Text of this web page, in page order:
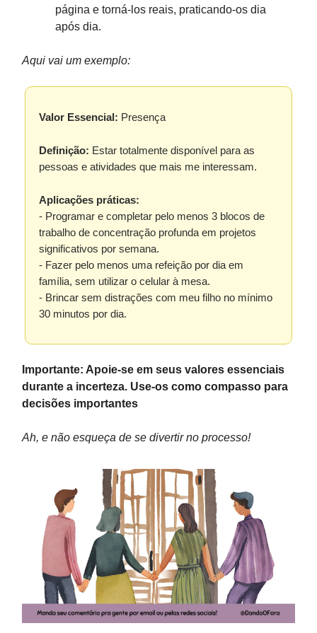
página e torná-los reais, praticando-os dia
após dia.
Aqui vai um exemplo:
Valor Essencial: Presença
Definição: Estar totalmente disponível para as
pessoas e atividades que mais me interessam.
Aplicações práticas:
- Programar e completar pelo menos 3 blocos de
trabalho de concentração profunda em projetos
significativos por semana.
- Fazer pelo menos uma refeição por dia em
família, sem utilizar o celular à mesa.
- Brincar sem distrações com meu filho no mínimo
30 minutos por dia.
Importante: Apoie-se em seus valores essenciais
durante a incerteza. Use-os como compasso para
decisões importantes
Ah, e não esqueça de se divertir no processo!